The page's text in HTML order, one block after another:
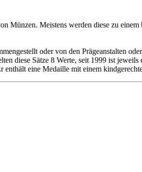
Münzen. Meistens werden diese zu
oder von den Prägeanstalten
diese Sätze 8 Werte, seit 1999 ist
enthält eine Medaille mit einem